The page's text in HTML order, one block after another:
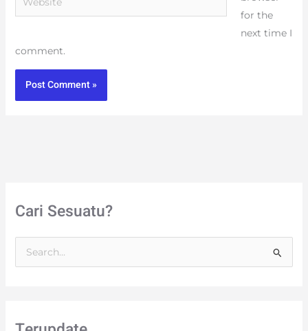
for the
next time I
comment.
Cari Sesuatu?